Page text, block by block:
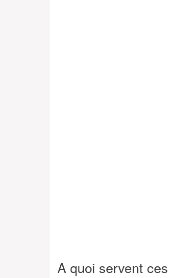
A quoi servent